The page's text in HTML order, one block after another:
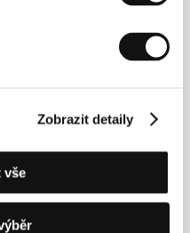
Zobrazit detaily
vše